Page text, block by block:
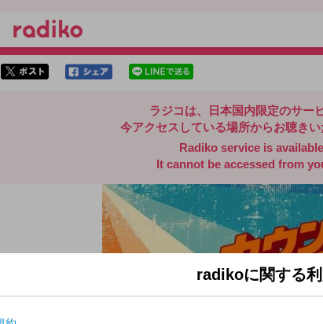
ラジコは、日本国内限定のサー
今アクセスしている場所からお聴きい
Radiko service is
It cannot be accessed from
radikoに関する